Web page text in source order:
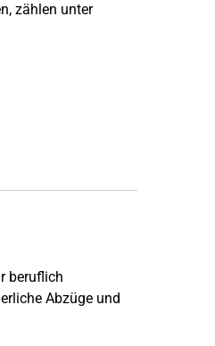
zählen unter
beruflich
Abzüge und